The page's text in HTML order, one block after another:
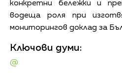
конкретни бележки и
водеща роля при
мониторингов доклад за
Ключови думи:
@